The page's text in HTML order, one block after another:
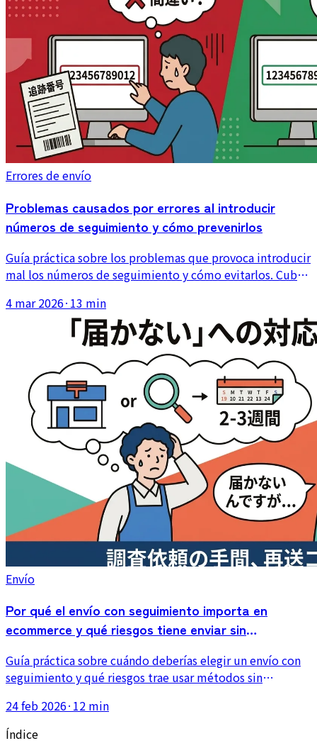
Errores de envío
Problemas causados por errores al introducir
números de seguimiento y cómo prevenirlos
Guía práctica sobre los problemas que provoca introducir
mal los números de seguimiento y cómo evitarlos. Cubre
cliente y por qué la automatización es más segura que la
entrada manual.
4 mar 2026· 13 min
Envío
Por qué el envío con seguimiento importa en
ecommerce y qué riesgos tiene enviar sin
Guía práctica sobre cuándo deberías elegir un envío con
seguimiento y qué riesgos trae usar métodos sin
soporte, confianza y costes de reenvío.
24 feb 2026· 12 min
Índice